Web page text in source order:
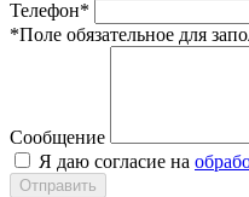
Телефон*
*Поле обязательное для
Сообщение
Я даю согласие на